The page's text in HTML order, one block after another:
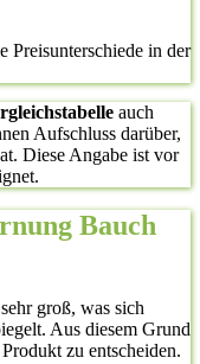
Preisunterschiede in der
auch
Aufschluss darüber,
Diese Angabe ist vor
Bauch
groß, was sich
Aus diesem Grund
zu entscheiden.